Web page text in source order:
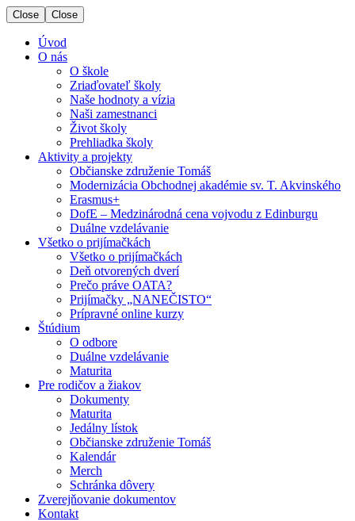
Close Close
Úvod
O nás
O škole
Zriaďovateľ školy
Naše hodnoty a vízia
Naši zamestnanci
Život školy
Prehliadka školy
Aktivity a projekty
Občianske združenie Tomáš
Modernizácia Obchodnej akadémie sv. T. Akvinského
Erasmus+
DofE – Medzinárodná cena vojvodu z Edinburgu
Duálne vzdelávanie
Všetko o prijímačkách
Všetko o prijímačkách
Deň otvorených dverí
Prečo práve OATA?
Prijímačky „NANEČISTO“
Prípravné online kurzy
Štúdium
O odbore
Duálne vzdelávanie
Maturita
Pre rodičov a žiakov
Dokumenty
Maturita
Jedálny lístok
Občianske združenie Tomáš
Kalendár
Merch
Schránka dôvery
Zverejňovanie dokumentov
Kontakt